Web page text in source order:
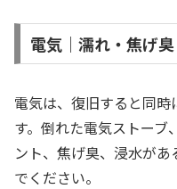
電気｜濡れ・焦げ
電気は、復旧すると同
す。倒れた電気ストーブ
ント、焦げ臭、浸水が
でください。